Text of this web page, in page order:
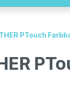
PTouch